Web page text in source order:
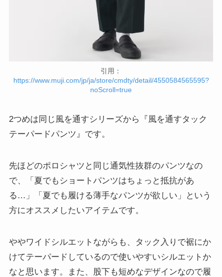
引用：
https://www.muji.com/jp/ja/store/cmdty/detail/4550584565595?
noScroll=true
2つめは同じ風を通すシリーズから『風を通すタック
テーパードパンツ』です。
先ほどのポロシャツと同じ通気性抜群のパンツなの
で、「夏でもショートパンツはちょっと抵抗があ
る…」「夏でも履ける薄手なパンツが欲しい」という
方にオススメしたいアイテムです。
ややワイドシルエットながらも、タック入りで裾にか
けてテーパードしているので使いやすいシルエットか
なと思います。また、股下も短めなデザインなので履